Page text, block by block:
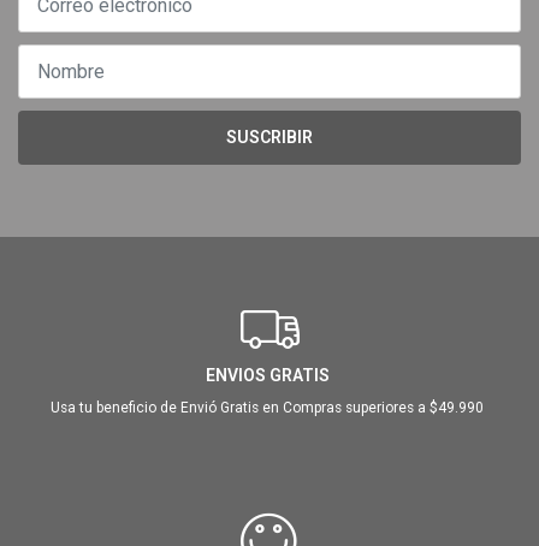
SUSCRIBIR
ENVIOS GRATIS
Usa tu beneficio de Envió Gratis en Compras superiores a $49.990